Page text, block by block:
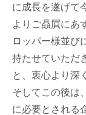
に成長を遂げて
よりご贔屓にあ
ロッパー様並び
持たせていただ
と、衷心より深
そしてこの後は
に必要とされる